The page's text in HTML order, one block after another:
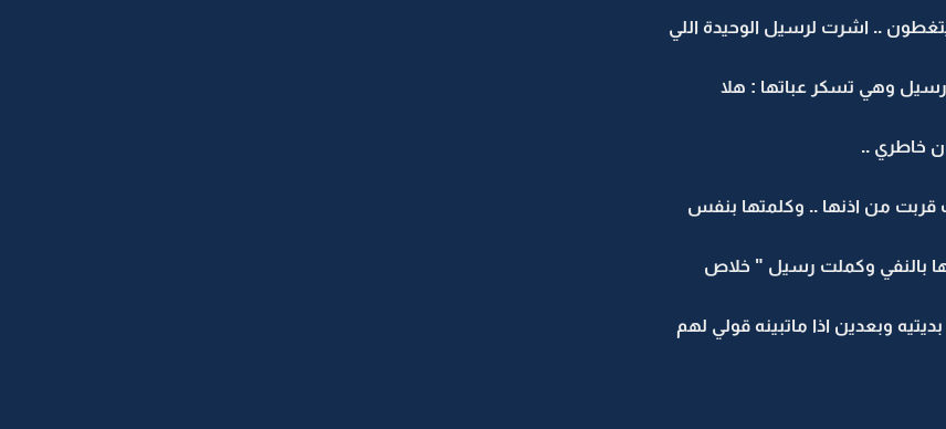
.. اشرت لرسيل الوحيدة اللي
رسيل وهي تسكر عباتها : هلا
خاطري ..
من اذنها .. وكلمتها بنفس
بالنفي وكملت رسيل " خلاص
وبعدين اذا ماتبينه قولي لهم